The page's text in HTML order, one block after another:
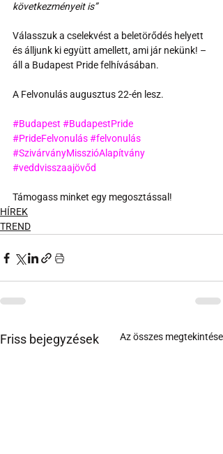
következményeit is”
Válasszuk a cselekvést a beletörődés helyett
és álljunk ki együtt amellett, ami jár nekünk! –
áll a Budapest Pride felhívásában.
A Felvonulás augusztus 22-én lesz.
#Budapest #BudapestPride
#PrideFelvonulás#felvonulás
#SzivárványMisszióAlapítvány
#veddvisszaajövőd
Támogass minket egy megosztással!
HÍREK
TREND
Friss bejegyzések Az összes megtekintése